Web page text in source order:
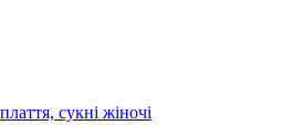
сукні жіночі